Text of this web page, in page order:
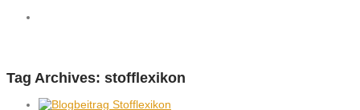
Tag Archives: stofflexikon